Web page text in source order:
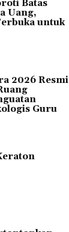
Batas
Uang,
untuk
2026 Resmi
Guru